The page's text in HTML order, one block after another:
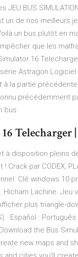
JEU BUS
un de nos meilleurs
un bus plutôt en
que les
16
Astragon
à la partie
précédemment
bus
Telecharger
à disposition pleins
Crack par CODEX,
Clé windows 10
Hicham Lachine. Jeu
plus triangle-
· Español ·
the Bus
new maps and